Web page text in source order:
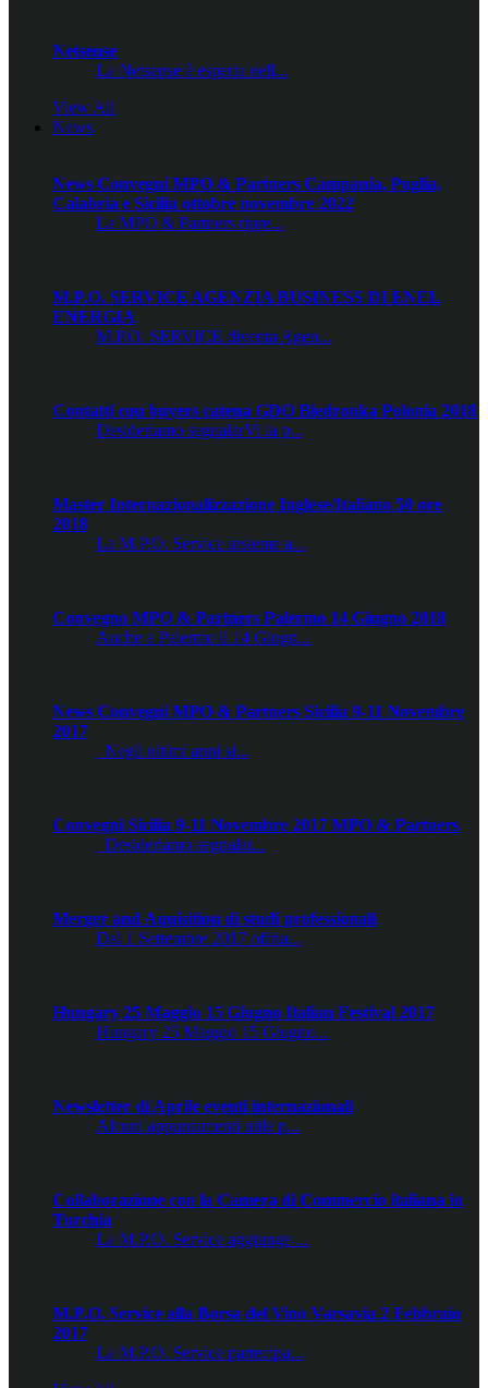
Netsense
La Netsense è esperta nell...
View All
News
News Convegni MPO & Partners Campania, Puglia,
Calabria e Sicilia ottobre novembre 2022
La MPO & Partners ripre...
M.P.O. SERVICE AGENZIA BUSINESS DI ENEL
ENERGIA
M.P.O. SERVICE diventa Agen...
Contatti con buyers catena GDO Biedronka Polonia 2018
Desideriamo segnalarVi la p...
Master Internazionalizzazione Inglese/Italiano 50 ore
2018
La M.P.O. Service insieme a...
Convegno MPO & Partners Palermo 14 Giugno 2018
Anche a Palermo il 14 Giugn...
News Convegni MPO & Partners Sicilia 9-11 Novembre
2017
Negli ultimi anni si...
Convegni Sicilia 9-11 Novembre 2017 MPO & Partners
Desideriamo segnalar...
Merger and Aquisition di studi professionali
Dal 1 Settembre 2017 offria...
Hungary 25 Maggio 15 Giugno Italian Festival 2017
Hungary 25 Maggio 15 Giugno...
Newsletter di Aprile eventi internazionali
Alcuni appuntamenti utile p...
Collaborazione con la Camera di Commercio italiana in
Turchia
La M.P.O. Service aggiunge ...
M.P.O. Service alla Borsa del Vino Varsavia 2 Febbraio
2017
La M.P.O. Service partecipa...